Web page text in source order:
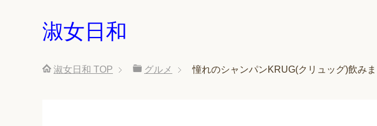
淑女日和
淑女日和 TOP グルメ 憧れのシャンパンKRUG(クリュッグ)飲み